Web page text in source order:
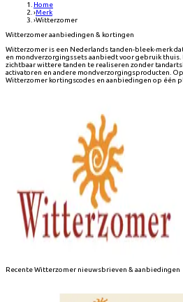
Home
›Merk
›Witterzomer
Witterzomer aanbiedingen & kortingen
Witterzomer is een Nederlands tanden-bleek-merk
en mondverzorgingssets aanbiedt voor gebruik
zichtbaar wittere tanden te realiseren zonder
activatoren en andere mondverzorgingsproducten.
Witterzomer kortingscodes en aanbiedingen op één
RecenteWitterzomer nieuwsbrieven & aanbiedingen